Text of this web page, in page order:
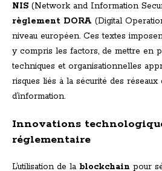
NIS (Network and Information
règlement DORA (Digital
niveau européen. Ces textes
y compris les factors, de mettre en
techniques et organisationnelles
risques liés à la sécurité des réseaux
d’information.
Innovations
réglementaire
L’utilisation de la blockchain pour